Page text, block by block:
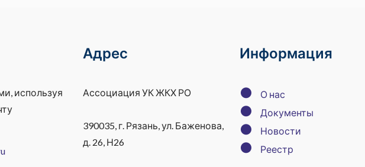
используя
Адрес
Ассоциация УК ЖКХ РО
390035, г. Рязань, ул. Баженова,
д. 26, Н26
Информация
● О нас
● Документы
● Новости
● Реестр